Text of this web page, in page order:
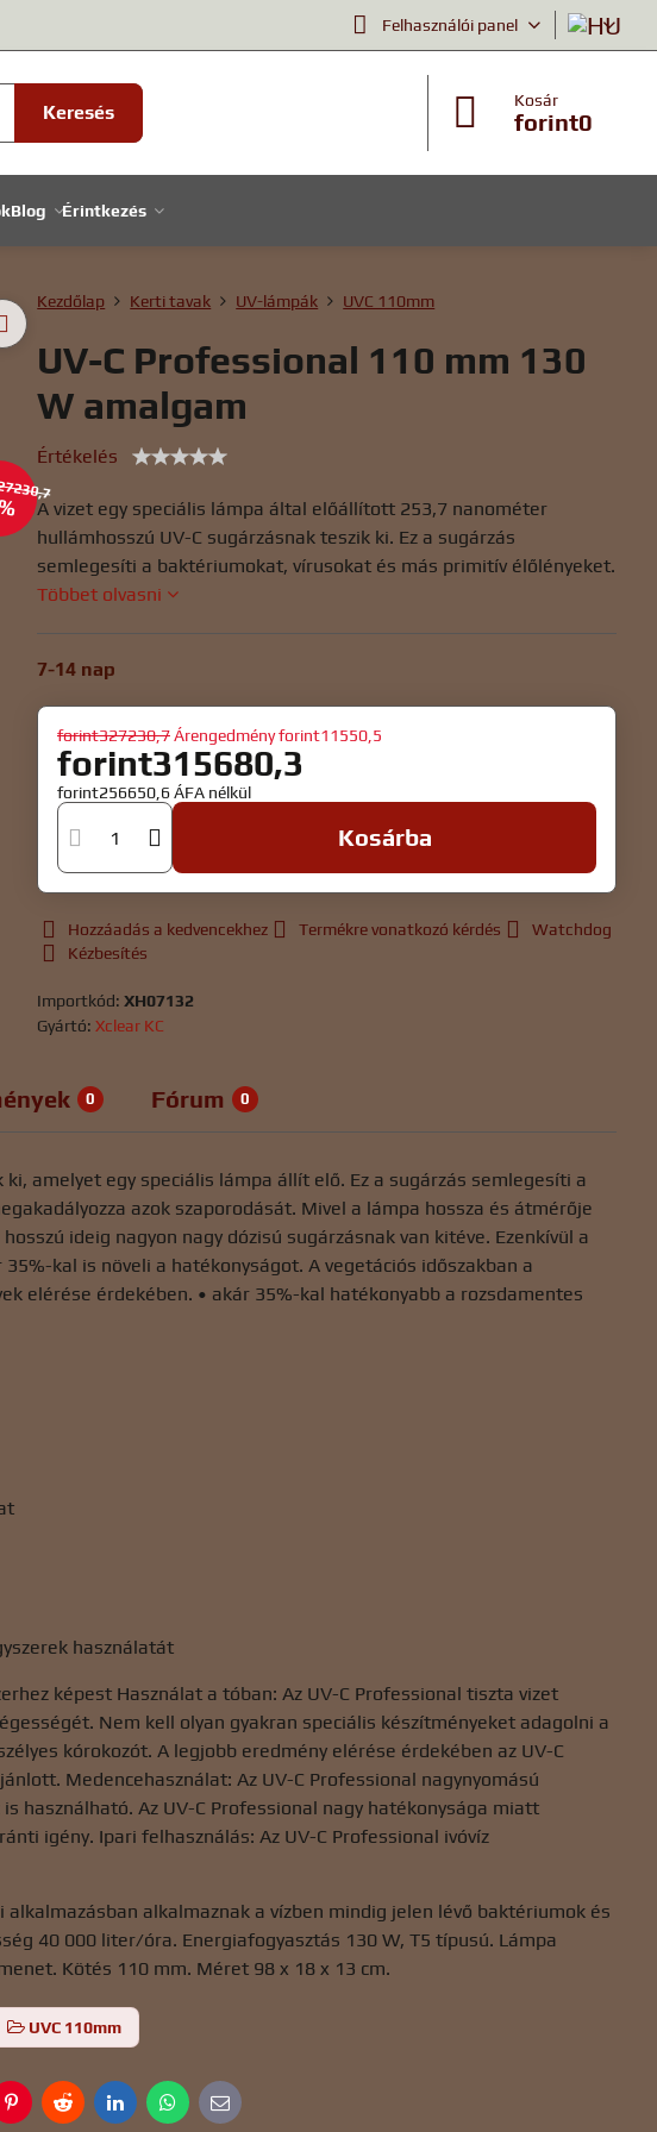
Felhasználói panel
Keresés
Kosár
forint0
Blog Érintkezés
Kezdőlap Kerti tavak UV-lámpák UVC 110mm
UV-C Professional 110 mm 130
W amalgam
Értékelés
A vizet egy speciális lámpa által előállított 253,7 nanométer
hullámhosszú UV-C sugárzásnak teszik ki. Ez a sugárzás
semlegesíti a baktériumokat, vírusokat és más primitív élőlényeket.
Többet olvasni
7-14 nap
forint327230,7 Árengedményforint11550,5
forint315680,3
forint256650,6ÁFA nélkül
Kosárba
Hozzáadás a kedvencekhez Termékre vonatkozó kérdés
Watchdog
Kézbesítés
Importkód:XH07132
Gyártó:Xclear KC
0 Fórum 0
amelyet egy speciális lámpa állít elő. Ez a sugárzás semlegesíti a
azok szaporodását. Mivel a lámpa hossza és átmérője
ideig nagyon nagy dózisú sugárzásnak van kitéve. Ezenkívül a
kal is növeli a hatékonyságot. A vegetációs időszakban a
elérése érdekében. • akár 35%-kal hatékonyabb a rozsdamentes
használatát
képest Használat a tóban: Az UV-C Professional tiszta vizet
Nem kell olyan gyakran speciális készítményeket adagolni a
kórokozót. A legjobb eredmény elérése érdekében az UV-C
Medencehasználat: Az UV-C Professional nagynyomású
használható. Az UV-C Professional nagy hatékonysága miatt
igény. Ipari felhasználás: Az UV-C Professional ivóvíz
alkalmaznak a vízben mindig jelen lévő baktériumok és
40 000 liter/óra. Energiafogyasztás 130 W, T5 típusú. Lámpa
Kötés 110 mm. Méret 98 x 18 x 13 cm.
UVC 110mm
PinterestRedditLinkedInWhatsApp
E-